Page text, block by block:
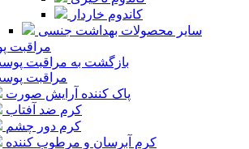
کاندوم خاردار
سایر محصولات بهداشت جنسی
مراقبت
بازگشت به مراقبت
مراقبت
پاک کننده آرایش صورت
کرم ضد آفتاب
کرم دور چشم
کرم آبرسان و مرطوب کننده